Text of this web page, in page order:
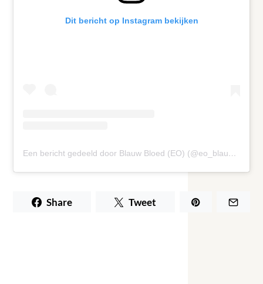
Dit bericht op Instagram bekijken
Een bericht gedeeld door Blauw Bloed (EO) (@eo_blauwbloed)
Share Tweet